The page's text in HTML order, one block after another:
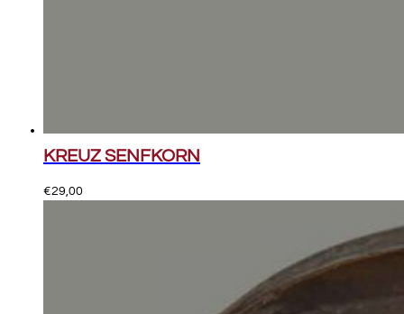
KREUZ SENFKORN
€29,00